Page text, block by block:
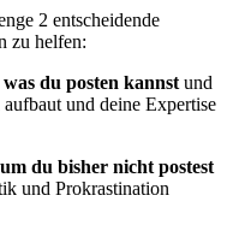
2 entscheidende
zu helfen:
was du posten kannst und
und deine Expertise
du bisher nicht postest
und Prokrastination